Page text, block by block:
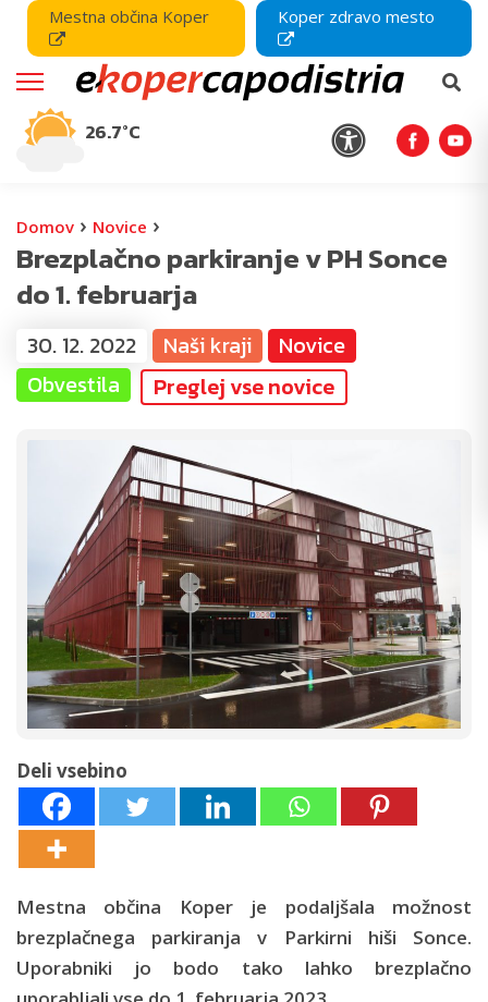
Mestna občina Koper Koper zdravo mesto
26.7°C
Domov › Novice ›
Brezplačno parkiranje v PH Sonce
do 1. februarja
30. 12. 2022 Naši kraji
Novice
Obvestila
Preglej vse novice
Deli vsebino
Mestna občina Koper je podaljšala možnost
brezplačnega parkiranja v Parkirni hiši Sonce.
Uporabniki jo bodo tako lahko brezplačno